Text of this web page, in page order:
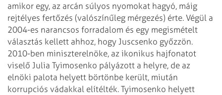
amikor egy, az arcán súlyos nyomokat hagyó, máig
rejtélyes fertőzés (valószínűleg mérgezés) érte. Végül a
2004-es narancsos forradalom és egy megismételt
választás kellett ahhoz, hogy Juscsenko győzzön.
2010-ben miniszterelnöke, az ikonikus hajfonatot
viselő Julia Tyimosenko pályázott a helyre, de az
elnöki palota helyett börtönbe került, miután
korrupciós vádakkal elítélték. Tyimosenko helyett